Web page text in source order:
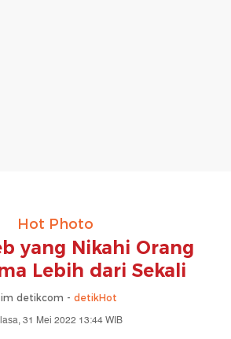
Hot Photo
yang Nikahi Orang
Lebih dari Sekali
detikcom - detikHot
31 Mei 2022 13:44 WIB